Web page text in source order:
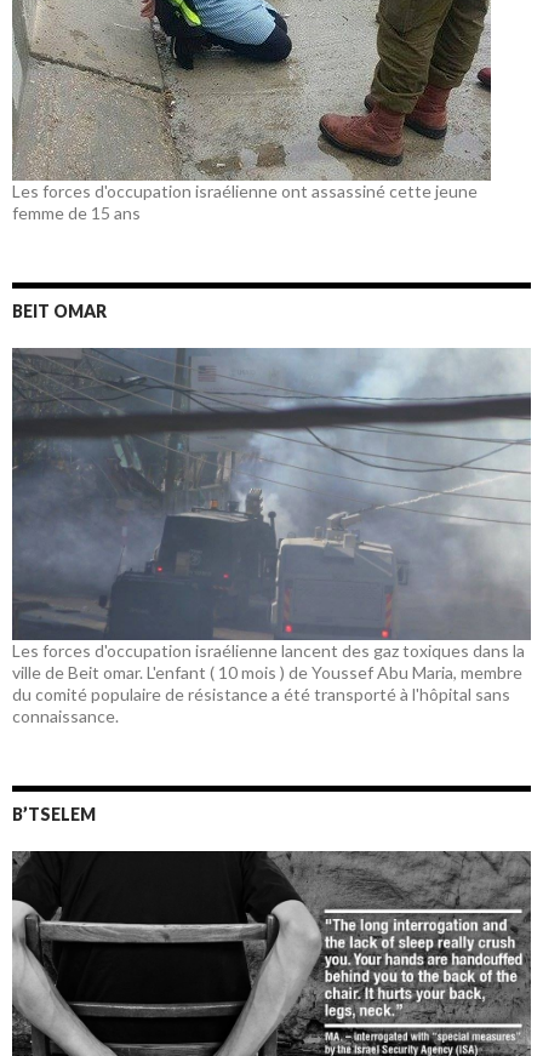
Les forces d'occupation israélienne ont assassiné cette jeune
femme de 15 ans
BEIT OMAR
Les forces d'occupation israélienne lancent des gaz toxiques dans la
ville de Beit omar. L'enfant ( 10 mois ) de Youssef Abu Maria, membre
du comité populaire de résistance a été transporté à l'hôpital sans
connaissance.
B’TSELEM